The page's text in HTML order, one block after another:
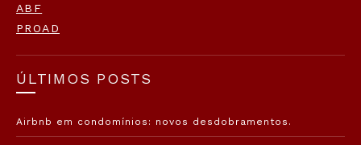
ABF
PROAD
ÚLTIMOS POSTS
Airbnb em condomínios: novos desdobramentos.